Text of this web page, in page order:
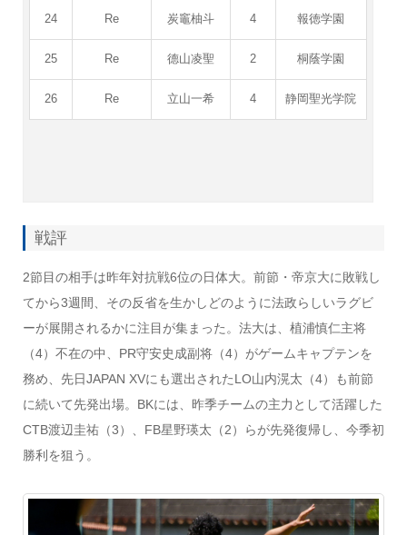
24 Re 炭竈柚斗 4 報徳学園
25 Re 德山凌聖 2 桐蔭学園
26 Re 立山一希 4 静岡聖光学院
戦評
2節目の相手は昨年対抗戦6位の日体大。前節・帝京大に敗戦し
てから3週間、その反省を生かしどのように法政らしいラグビ
ーが展開されるかに注目が集まった。法大は、植浦慎仁主将
（4）不在の中、PR守安史成副将（4）がゲームキャプテンを
務め、先日JAPAN XVにも選出されたLO山内滉太（4）も前節
に続いて先発出場。BKには、昨季チームの主力として活躍した
CTB渡辺圭祐（3）、FB星野瑛太（2）らが先発復帰し、今季初
勝利を狙う。